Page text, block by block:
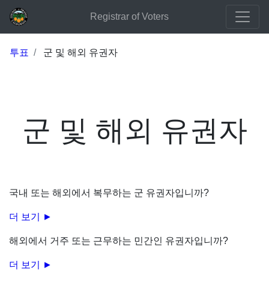
Registrar of Voters
투표 군 및 해외 유권자
군 및 해외 유권자
국내 또는 해외에서 복무하는 군 유권자입니까?
더 보기 ►
해외에서 거주 또는 근무하는 민간인 유권자입니까?
더 보기 ►